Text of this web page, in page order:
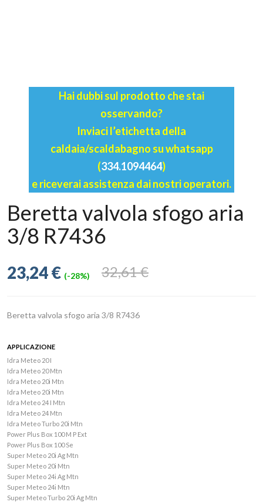
Hai dubbi sul prodotto che stai
osservando?
Inviaci l’etichetta della
caldaia/scaldabagno su whatsapp
(334.1094464)
e riceverai assistenza dai nostri operatori.
Beretta valvola sfogo aria
3/8 R7436
32,61 €
23,24 € (-28%)
Beretta valvola sfogo aria 3/8 R7436
APPLICAZIONE
Idra Meteo 20 I
Idra Meteo 20 Mtn
Idra Meteo 20i Mtn
Idra Meteo 20i Mtn
Idra Meteo 24 I Mtn
Idra Meteo 24 Mtn
Idra Meteo Turbo 20i Mtn
Power Plus Box 100 M P Ext
Power Plus Box 100 Se
Super Meteo 20i Ag Mtn
Super Meteo 20i Mtn
Super Meteo 24i Ag Mtn
Super Meteo 24i Mtn
Super Meteo Turbo 20i Ag Mtn